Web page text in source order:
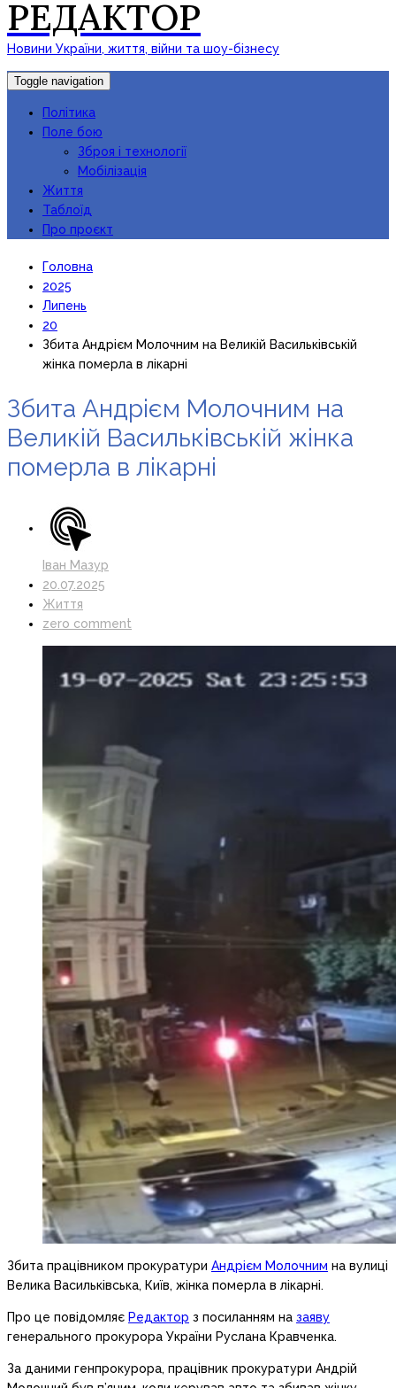
РЕДАКТОР
Новини України, життя, війни та шоу-бізнесу
Toggle navigation
Політика
Поле бою
Зброя і технології
Мобілізація
Життя
Таблоїд
Про проєкт
Головна
2025
Липень
20
Збита Андрієм Молочним на Великій Васильківській
жінка померла в лікарні
Збита Андрієм Молочним на
Великій Васильківській жінка
померла в лікарні
Іван Мазур
20.07.2025
Життя
zero comment
Збита працівником прокуратури Андрієм Молочним на вулиці
Велика Васильківська, Київ, жінка померла в лікарні.
Про це повідомляє Редактор з посиланням на заяву
генерального прокурора України Руслана Кравченка.
За даними генпрокурора, працівник прокуратури Андрій